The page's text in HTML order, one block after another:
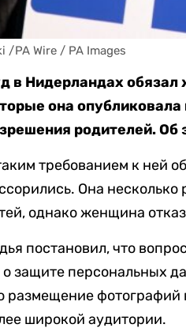
/PA Wire / PA Images
в Нидерландах
она
родителей. Об
требованием к ней
Она
однако женщина
постановил, что
защите персональных
размещение фотографий
широкой аудитории.